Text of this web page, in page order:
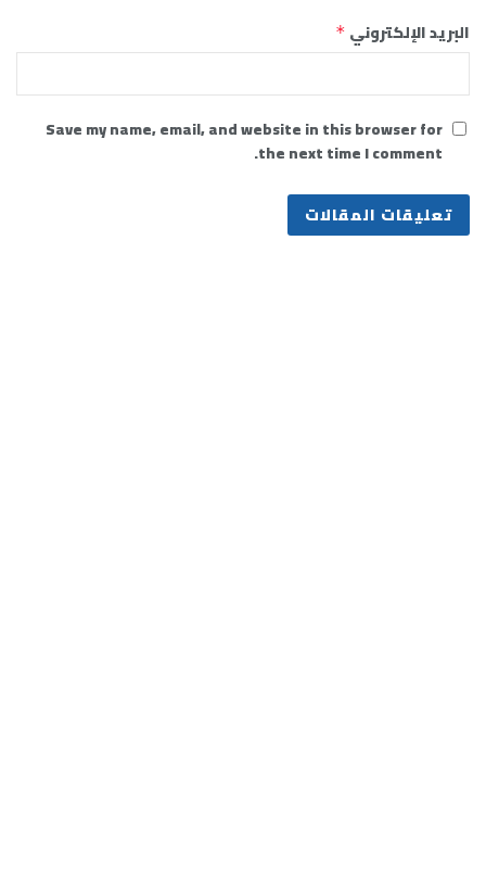
البريد الإلكتروني *
Save my name, email, and website in this browser for
the next time I comment.